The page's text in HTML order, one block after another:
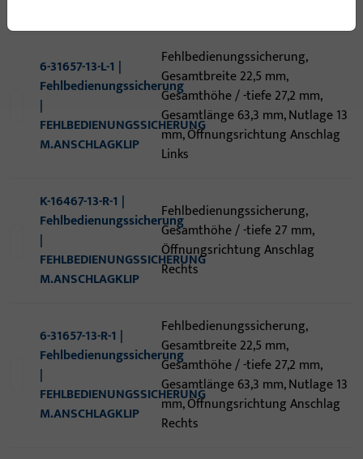
6-31657-13-L-1 |
Fehlbedienungssicherung
|
FEHLBEDIENUNGSSICHERUNG
M.ANSCHLAGKLIP
Fehlbedienungssicherung,
Gesamtbreite 22,5 mm,
Gesamthöhe / -tiefe 27,2 mm,
Gesamtlänge 63,3 mm, Nutlage 13
mm, Öffnungsrichtung Anschlag
Links
K-16467-13-R-1 |
Fehlbedienungssicherung
|
FEHLBEDIENUNGSSICHERUNG
M.ANSCHLAGKLIP
Fehlbedienungssicherung,
Gesamthöhe / -tiefe 27 mm,
Öffnungsrichtung Anschlag
Rechts
6-31657-13-R-1 |
Fehlbedienungssicherung
|
FEHLBEDIENUNGSSICHERUNG
M.ANSCHLAGKLIP
Fehlbedienungssicherung,
Gesamtbreite 22,5 mm,
Gesamthöhe / -tiefe 27,2 mm,
Gesamtlänge 63,3 mm, Nutlage 13
mm, Öffnungsrichtung Anschlag
Rechts